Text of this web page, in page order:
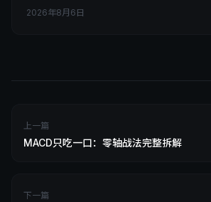
2026年8月6日
上一篇
MACD只吃一口：零轴战法完整拆解
下一篇